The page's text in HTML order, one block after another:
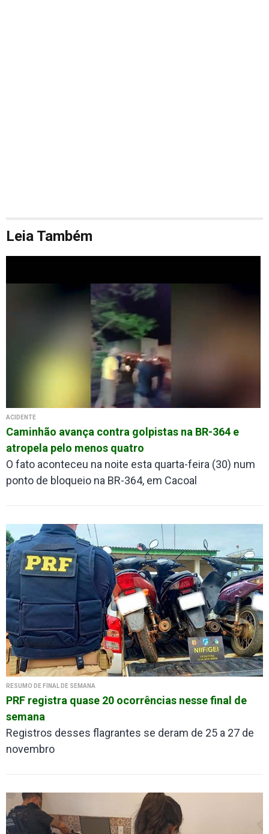
Leia Também
ACIDENTE
Caminhão avança contra golpistas na BR-364 e
atropela pelo menos quatro
O fato aconteceu na noite esta quarta-feira (30) num
ponto de bloqueio na BR-364, em Cacoal
RESUMO DE FINAL DE SEMANA
PRF registra quase 20 ocorrências nesse final de
semana
Registros desses flagrantes se deram de 25 a 27 de
novembro